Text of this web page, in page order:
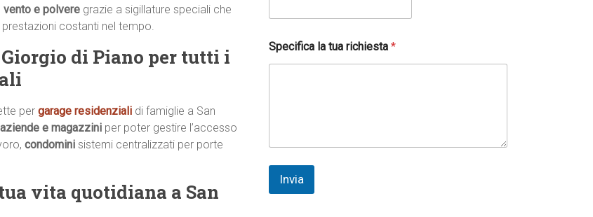
vento e polvere grazie a sigillature speciali che
costanti nel tempo.
di Piano per tutti i
per garage residenziali di famiglie a San
aziende e magazzini per poter gestire l’accesso
condomini sistemi centralizzati per porte
vita quotidiana a San
c
o
Specifica la tua richiesta*
Invia